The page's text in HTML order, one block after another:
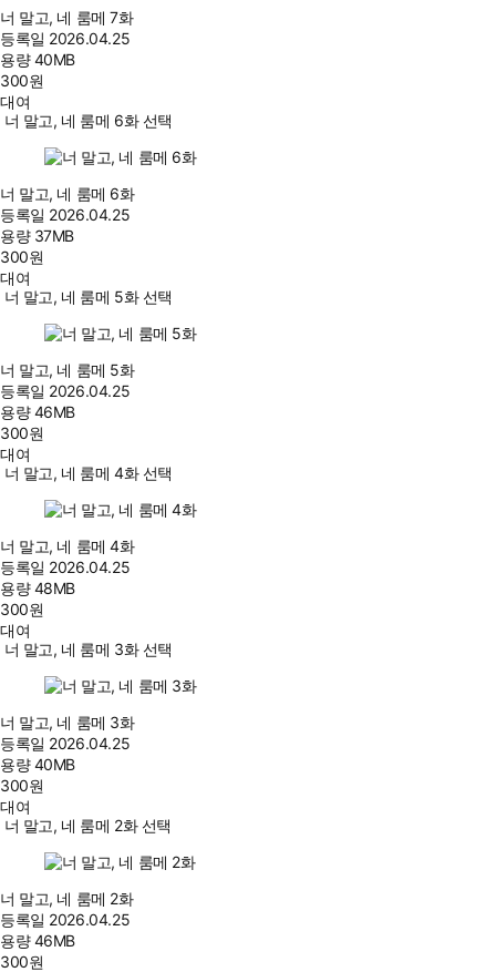
너 말고, 네 룸메 7화
등록일 2026.04.25
용량40MB
300원
대여
너 말고, 네 룸메 6화 선택
너 말고, 네 룸메 6화
등록일 2026.04.25
용량 37MB
300원
대여
너 말고, 네 룸메 5화 선택
너 말고, 네 룸메 5화
등록일 2026.04.25
용량46MB
300원
대여
너 말고, 네 룸메 4화 선택
너 말고, 네 룸메 4화
등록일 2026.04.25
용량48MB
300원
대여
너 말고, 네 룸메 3화 선택
너 말고, 네 룸메 3화
등록일 2026.04.25
용량40MB
300원
대여
너 말고, 네 룸메 2화 선택
너 말고, 네 룸메 2화
등록일 2026.04.25
용량46MB
300원